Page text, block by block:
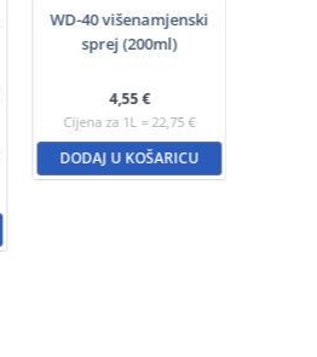
WD-40 višenamjenski
sprej (200ml)
4,55€
Cijena za 1L = 22,75 €
DODAJ U KOŠARICU